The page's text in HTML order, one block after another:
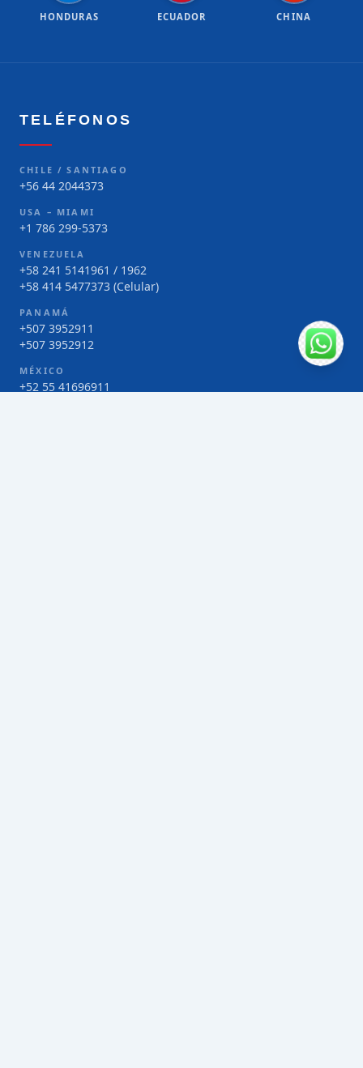
HONDURAS ECUADOR CHINA
TELÉFONOS
CHILE / SANTIAGO
+56 44 2044373
USA – MIAMI
+1 786 299-5373
VENEZUELA
+58 241 5141961 / 1962
+58 414 5477373 (Celular)
PANAMÁ
+507 3952911
+507 3952912
MÉXICO
+52 55 41696911